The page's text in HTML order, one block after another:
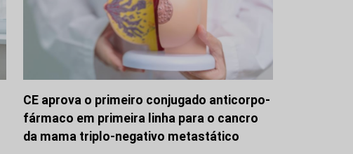
CE aprova o primeiro conjugado anticorpo-
fármaco em primeira linha para o cancro
da mama triplo-negativo metastático